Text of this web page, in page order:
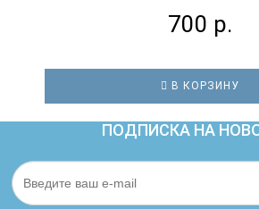
700 р.
В КОРЗИНУ
ПОДПИСКА НА